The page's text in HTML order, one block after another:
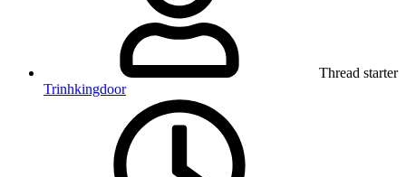
Thread starter
Trinhkingdoor